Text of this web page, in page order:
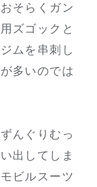
そらくガン
ズゴックと
ムを串刺し
多いのでは
んぐりむっ
出してしま
ビルスーツ